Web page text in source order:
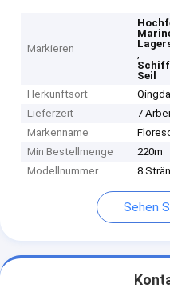
Markieren
,
Seil
Herkunftsort
Lieferzeit
7
Markenname
Min Bestellmenge
220m
Modellnummer
8
Sehen